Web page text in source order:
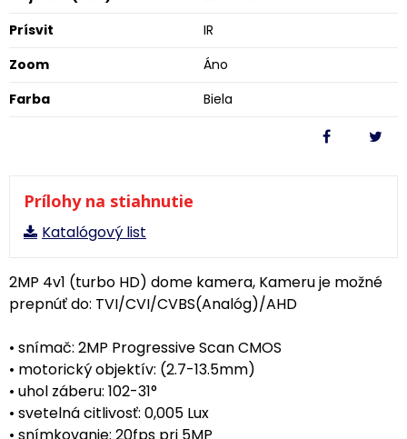
Prísvit
IR
Zoom
Áno
Farba
Biela
Prílohy na stiahnutie
Katalógový list
2MP 4v1 (turbo HD) dome kamera, Kameru je možné
prepnúť do: TVI/CVI/CVBS(Analóg)/AHD
• snímač: 2MP Progressive Scan CMOS
• motorický objektív: (2.7-13.5mm)
• uhol záberu: 102-31°
• svetelná citlivosť: 0,005 Lux